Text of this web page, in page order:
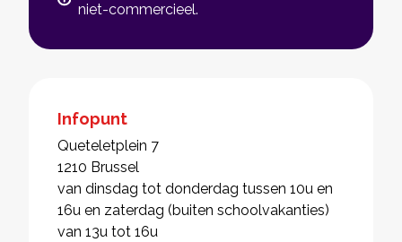
niet-commercieel.
Infopunt
Queteletplein 7
1210 Brussel
van dinsdag tot donderdag tussen 10u en
16u en zaterdag (buiten schoolvakanties)
van 13u tot 16u